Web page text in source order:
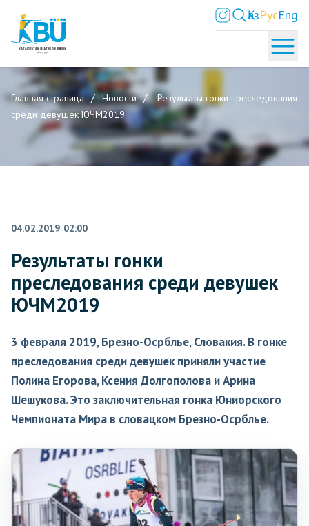
ҚазРусEng
Главная страница Новости
Результаты гонки преследования
среди девушек ЮЧМ2019
04.02.2019 02:00
Результаты гонки
преследования среди девушек
ЮЧМ2019
3 февраля 2019, Брезно-Осрблье, Словакия. В гонке
преследования среди девушек приняли участие
Полина Егорова, Ксения Долгополова и Арина
Шешукова. Это заключительная гонка Юниорского
Чемпионата Мира в словацком Брезно-Осрблье.